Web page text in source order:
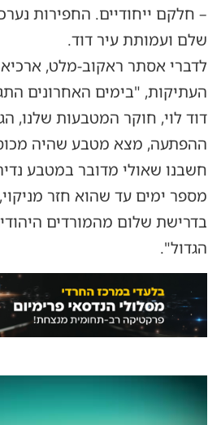
– חלקם ייחודיים. החפירות
שלם ועמותת עיר דוד.
לדברי אסתר ראקוב-מלט,
העתיקות, "בימים האחרונים
דוד לוי, חוקר המטבעות שלנו,
ההפתעה, מצא מטבע שהיה
חשבנו שאולי מדובר במטבע
מספר ימים עד שהוא חזר
בדרישת שלום מהמורדים
הגדול".
נגן
וידאו